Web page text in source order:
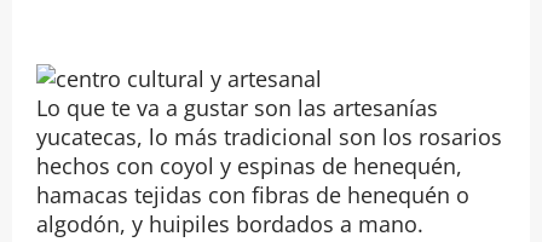
Lo que te va a gustar son las artesanías
yucatecas, lo más tradicional son los rosarios
hechos con coyol y espinas de henequén,
hamacas tejidas con fibras de henequén o
algodón, y huipiles bordados a mano.